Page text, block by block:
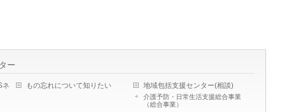
ー
ネ
もの忘れについて知りたい 地域包括支援センター(相談)
介護予防・日常生活支援総合事業
（総合事業）